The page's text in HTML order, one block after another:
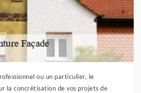
ou un particulier, le
la concrétisation de vos projets de